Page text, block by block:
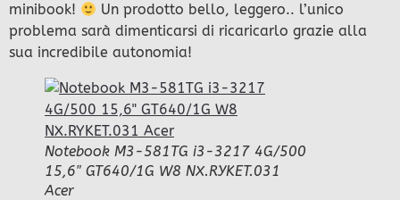
minibook!
Un prodotto bello, leggero.. l’unico
problema sarà dimenticarsi di ricaricarlo grazie alla
sua incredibile autonomia!
Notebook M3-581TG i3-3217 4G/500
15,6″ GT640/1G W8 NX.RYKET.031
Acer